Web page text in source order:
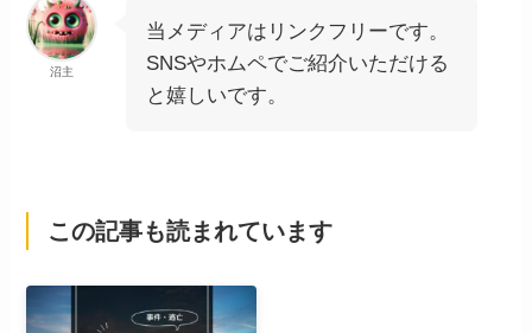
沼主
当メディアはリンクフリーです。
SNSやホムペでご紹介いただける
と嬉しいです。
この記事も読まれています